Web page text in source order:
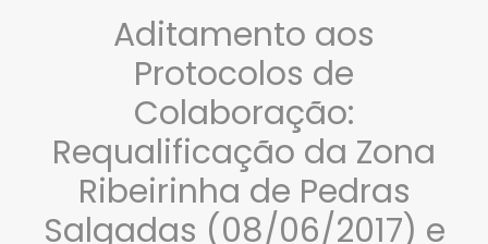
Aditamento aos
Protocolos de
Colaboração:
Requalificação da Zona
Ribeirinha de Pedras
Salgadas (08/06/2017) e